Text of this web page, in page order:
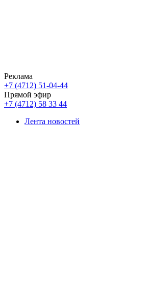
Реклама
+7 (4712) 51-04-44
Прямой эфир
+7 (4712) 58 33 44
Лента новостей